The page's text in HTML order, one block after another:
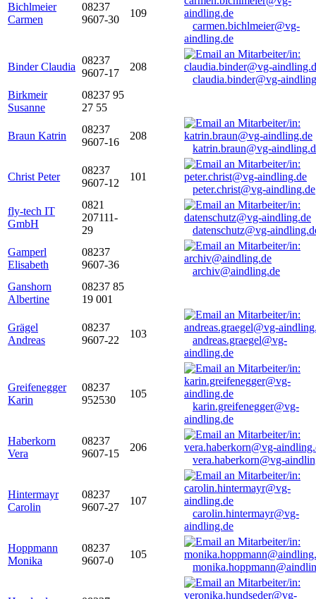
Bichlmeier
Carmen
08237
9607-30
109
carmen.bichlmeier@vg-
aindling.de
Binder Claudia
08237
9607-17
208
claudia.binder@vg-
Birkmeir
Susanne
08237 95
27 55
Braun Katrin
08237
9607-16
208
katrin.braun@vg-
Christ Peter
08237
9607-12
101
peter.christ@vg-aindling.de
fly-tech IT
GmbH
0821
207111-
29
datenschutz@vg-
Gamperl
Elisabeth
08237
9607-36
archiv@aindling.de
Ganshorn
Albertine
08237 85
19 001
Grägel
Andreas
08237
9607-22
103
andreas.graegel@vg-
aindling.de
Greifenegger
Karin
08237
952530
105
karin.greifenegger@vg-
aindling.de
Haberkorn
Vera
08237
9607-15
206
vera.haberkorn@vg-
Hintermayr
Carolin
08237
9607-27
107
carolin.hintermayr@vg-
aindling.de
Hoppmann
Monika
08237
9607-0
105